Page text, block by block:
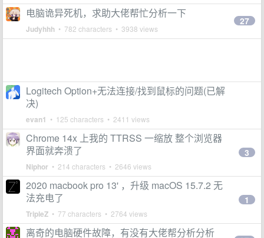
电脑诡异死机，求助大佬帮忙分析一下
Judyhhh • 782 characters • 3938 views
27
Logitech Option+无法连接/找到鼠标的问题(已解
决)
evan1 • 125 characters • 2411 views
Chrome 14x 上我的 TTRSS 一缩放 整个浏览器
界面就奔溃了
Niphor • 214 characters • 2646 views
3
2020 macbook pro 13' ，升级 macOS 15.7.2 无
法充电了
TripleZ • 77 characters • 2764 views
1
离奇的电脑硬件故障，有没有大佬帮分析分析